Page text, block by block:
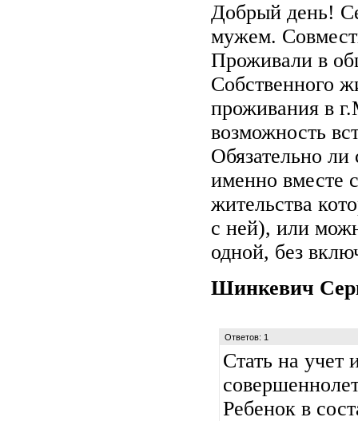
Добрый день!
мужем.
Проживали в
Собственного
проживания в
возможность
Обязательно ли
именно вместе
жительства
с ней), или
одной, без
Шинкевич
Ответов: 1
Стать на учет
Ребенок в